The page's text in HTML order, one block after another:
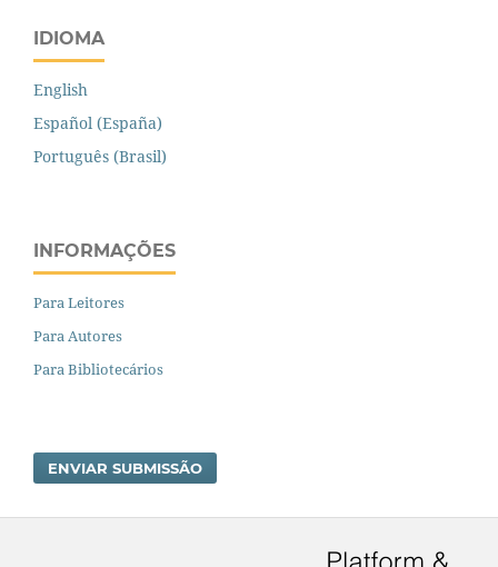
IDIOMA
English
Español (España)
Português (Brasil)
INFORMAÇÕES
Para Leitores
Para Autores
Para Bibliotecários
ENVIAR SUBMISSÃO